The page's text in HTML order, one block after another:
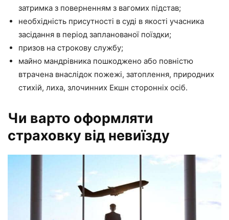
затримка з поверненням з вагомих підстав;
необхідність присутності в суді в якості учасника
засідання в період запланованої поїздки;
призов на строкову службу;
майно мандрівника пошкоджено або повністю
втрачена внаслідок пожежі, затоплення, природних
стихій, лиха, злочинних Екшн сторонніх осіб.
Чи варто оформляти
страховку від невиїзду